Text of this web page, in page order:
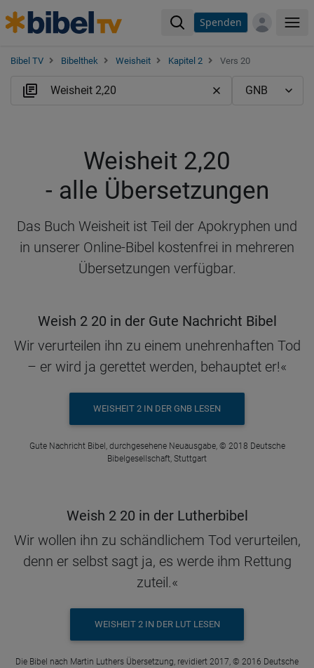
Spenden
Bibel TV Bibelthek Weisheit Kapitel 2 Vers 20
Weisheit 2,20
- alle Übersetzungen
Das Buch Weisheit ist Teil der Apokryphen und
in unserer Online-Bibel kostenfrei in mehreren
Übersetzungen verfügbar.
Weish 2 20 in der Gute Nachricht Bibel
Wir verurteilen ihn zu einem unehrenhaften Tod
– er wird ja gerettet werden, behauptet er!«
WEISHEIT 2 IN DER GNB LESEN
Gute Nachricht Bibel, durchgesehene Neuausgabe, © 2018 Deutsche
Bibelgesellschaft, Stuttgart
Weish 2 20 in der Lutherbibel
Wir wollen ihn zu schändlichem Tod verurteilen,
denn er selbst sagt ja, es werde ihm Rettung
zuteil.«
WEISHEIT 2 IN DER LUT LESEN
Die Bibel nach Martin Luthers Übersetzung, revidiert 2017, © 2016 Deutsche